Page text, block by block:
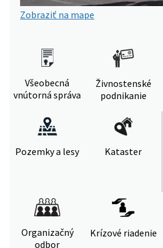
Zobraziť na mape
Všeobecná
vnútorná správa
Živnostenské
podnikanie
Pozemky a lesy Kataster
Organizačný
odbor
Krízové riadenie